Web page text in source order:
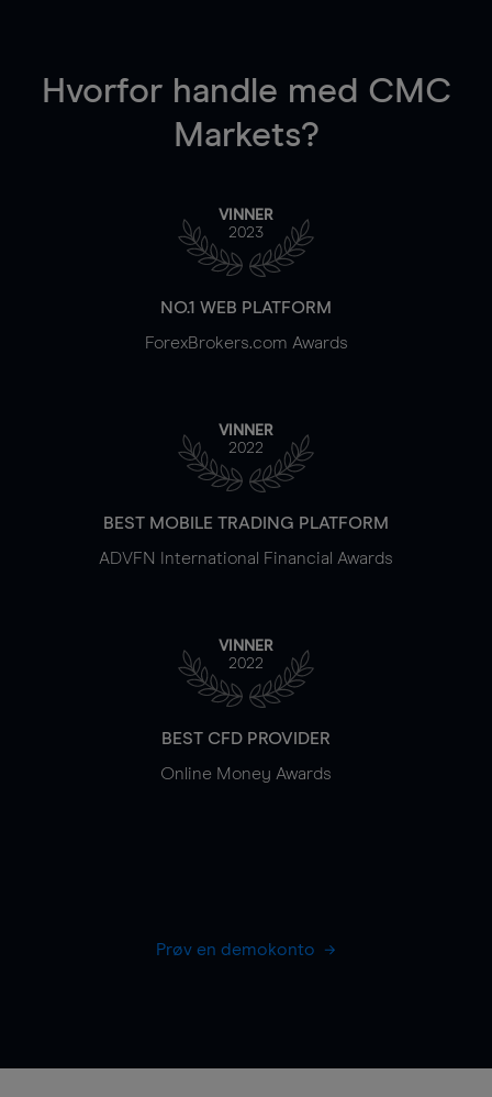
Hvorfor handle med CMC
Markets?
VINNER
2023
NO.1 WEB PLATFORM
ForexBrokers.com Awards
VINNER
2022
BEST MOBILE TRADING PLATFORM
ADVFN International Financial Awards
VINNER
2022
BEST CFD PROVIDER
Online Money Awards
Prøv en demokonto